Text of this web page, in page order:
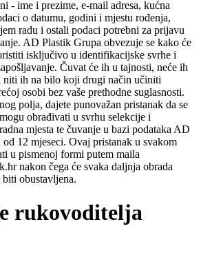
- ime i prezime, e-mail adresa, kućna
o datumu, godini i mjestu rođenja,
radu i ostali podaci potrebni za prijavu
AD Plastik Grupa obvezuje se kako će
isključivo u identifikacijske svrhe i
Čuvat će ih u tajnosti, neće ih
ih na bilo koji drugi način učiniti
osobi bez vaše prethodne suglasnosti.
polja, dajete punovažan pristanak da se
obrađivati u svrhu selekcije i
mjesta te čuvanje u bazi podataka AD
12 mjeseci. Ovaj pristanak u svakom
u pismenoj formi putem maila
nakon čega će svaka daljnja obrada
obustavljena.
rukovoditelja